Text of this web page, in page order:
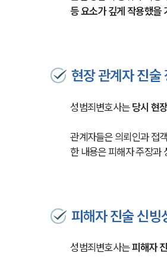
등 요소가 깊게 작용했을
현장 관계자 진술
성범죄변호사는 당시 현
관계자들은 의뢰인과 접
한 내용은 피해자 주장과
피해자 진술 신빙
성범죄변호사는 피해자